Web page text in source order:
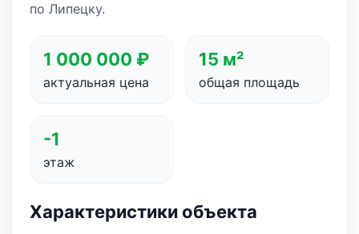
по Липецку.
1 000 000 ₽
актуальная цена
15 м²
общая площадь
-1
этаж
Характеристики объекта